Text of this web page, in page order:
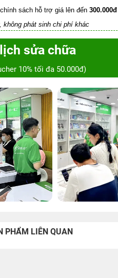
sách hỗ trợ giá lên đến 300.000đ
không phát sinh chi phí khác
sửa chữa
10% tối đa 50.000đ)
PHẨM LIÊN QUAN